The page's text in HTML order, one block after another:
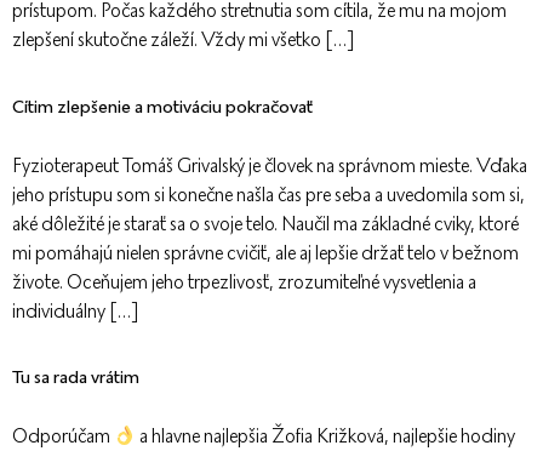
prístupom. Počas každého stretnutia som cítila, že mu na mojom
zlepšení skutočne záleží. Vždy mi všetko […]
Cítim zlepšenie a motiváciu pokračovať
Fyzioterapeut Tomáš Grivalský je človek na správnom mieste. Vďaka
jeho prístupu som si konečne našla čas pre seba a uvedomila som si,
aké dôležité je starať sa o svoje telo. Naučil ma základné cviky, ktoré
mi pomáhajú nielen správne cvičiť, ale aj lepšie držať telo v bežnom
živote. Oceňujem jeho trpezlivosť, zrozumiteľné vysvetlenia a
individuálny […]
Tu sa rada vrátim
Odporúčam
a hlavne najlepšia Žofia Križková, najlepšie hodiny